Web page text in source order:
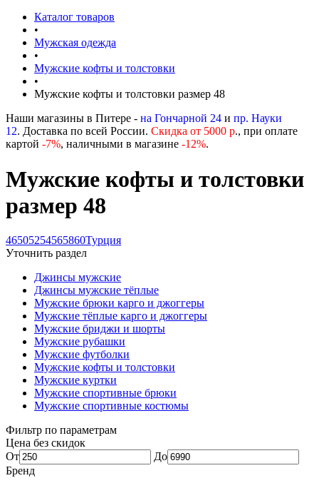
Каталог товаров
•
Мужская одежда
•
Мужские кофты и толстовки
•
Мужские кофты и толстовки размер 48
Наши магазины в Питере - на Гончарной 24 и пр. Науки
12. Доставка по всей России. Скидка от 5000 р., при оплате
картой -7%, наличными в магазине -12%.
Мужские кофты и толстовки
размер 48
46505254565860Турция
Уточнить раздел
Джинсы мужские
Джинсы мужские тёплые
Мужские брюки карго и джоггеры
Мужские тёплые карго и джоггеры
Мужские бриджи и шорты
Мужские рубашки
Мужские футболки
Мужские кофты и толстовки
Мужские куртки
Мужские спортивные брюки
Мужские спортивные костюмы
Фильтр по параметрам
Цена без скидок
От
До
Бренд